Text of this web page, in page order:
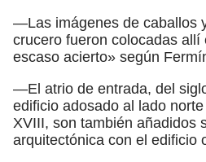
—Las imágenes de caballos
crucero fueron colocadas allí
escaso acierto» según
—El atrio de entrada, del
edificio adosado al lado
XVIII, son también añadidos
arquitectónica con el edificio